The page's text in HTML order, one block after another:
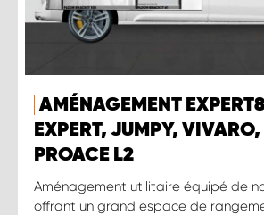
AMÉNAGEMENT
EXPERT, JUMPY,
PROACE L2
Aménagement utilitaire équipé de
offrant un grand espace de